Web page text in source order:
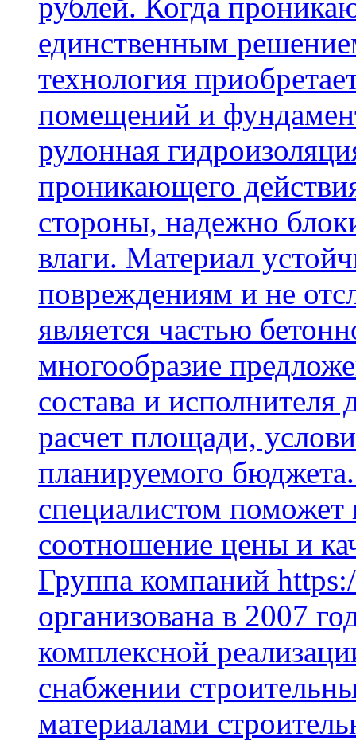
единственным
технология
помещений и
рулонная
проникающего
стороны, надежно
влаги. Материал
повреждениям и не
является частью
многообразие
состава и
расчет площади,
планируемого
специалистом поможет
соотношение цены и
Группа компаний
организована в 2007
комплексной
снабжении
материалами